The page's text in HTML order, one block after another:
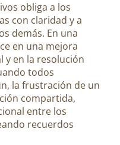
obliga a los
con claridad y a
demás. En una
en una mejora
y en la resolución
todos
la frustración de un
compartida,
entre los
recuerdos